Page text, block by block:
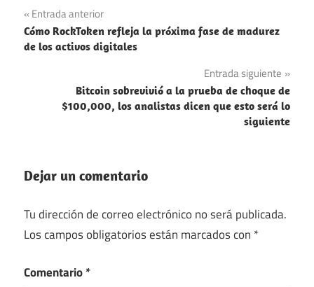
Navegación
de
Entrada anterior
Cómo RockToken refleja la próxima fase de madurez
de los activos digitales
Entrada siguiente
Bitcoin sobrevivió a la prueba de choque de
$100,000, los analistas dicen que esto será lo
siguiente
Dejar un comentario
Tu dirección de correo electrónico no será publicada.
Los campos obligatorios están marcados con *
Comentario*